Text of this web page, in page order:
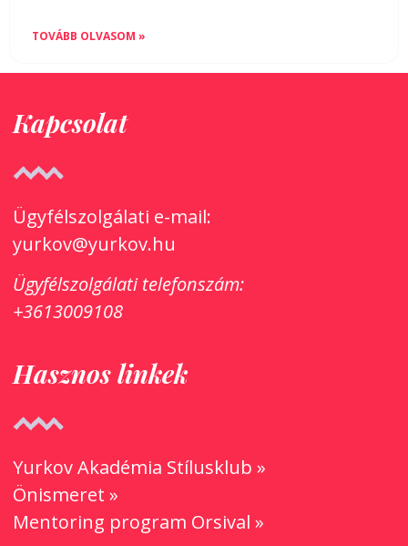
TOVÁBB OLVASOM »
Kapcsolat
Ügyfélszolgálati e-mail:
yurkov@yurkov.hu
Ügyfélszolgálatitelefonszám:
+3613009108
Hasznos linkek
Yurkov Akadémia Stílusklub »
Önismeret »
Mentoring program Orsival »